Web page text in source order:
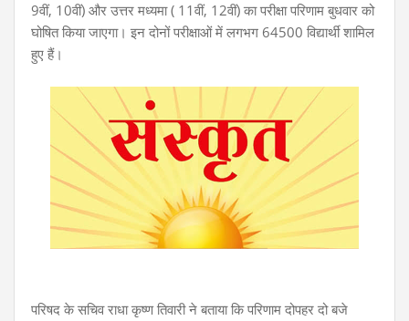
9वीं, 10वीं) और उत्तर मध्यमा ( 11वीं, 12वीं) का परीक्षा परिणाम बुधवार को
घोषित किया जाएगा। इन दोनों परीक्षाओं में लगभग 64500 विद्यार्थी शामिल
हुए हैं।
परिषद के सचिव राधा कृष्ण तिवारी ने बताया कि परिणाम दोपहर दो बजे